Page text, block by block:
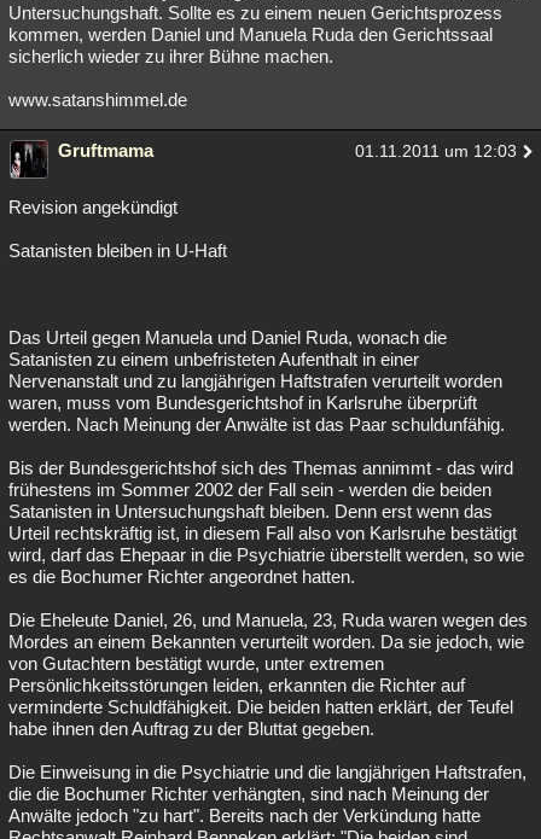
Untersuchungshaft. Sollte es zu einem neuen Gerichtsprozess
kommen, werden Daniel und Manuela Ruda den Gerichtssaal
sicherlich wieder zu ihrer Bühne machen.
www.satanshimmel.de
Gruftmama 01.11.2011 um 12:03
Revision angekündigt
Satanisten bleiben in U-Haft
Das Urteil gegen Manuela und Daniel Ruda, wonach die
Satanisten zu einem unbefristeten Aufenthalt in einer
Nervenanstalt und zu langjährigen Haftstrafen verurteilt worden
waren, muss vom Bundesgerichtshof in Karlsruhe überprüft
werden. Nach Meinung der Anwälte ist das Paar schuldunfähig.
Bis der Bundesgerichtshof sich des Themas annimmt - das wird
frühestens im Sommer 2002 der Fall sein - werden die beiden
Satanisten in Untersuchungshaft bleiben. Denn erst wenn das
Urteil rechtskräftig ist, in diesem Fall also von Karlsruhe bestätigt
wird, darf das Ehepaar in die Psychiatrie überstellt werden, so wie
es die Bochumer Richter angeordnet hatten.
Die Eheleute Daniel, 26, und Manuela, 23, Ruda waren wegen des
Mordes an einem Bekannten verurteilt worden. Da sie jedoch, wie
von Gutachtern bestätigt wurde, unter extremen
Persönlichkeitsstörungen leiden, erkannten die Richter auf
verminderte Schuldfähigkeit. Die beiden hatten erklärt, der Teufel
habe ihnen den Auftrag zu der Bluttat gegeben.
Die Einweisung in die Psychiatrie und die langjährigen Haftstrafen,
die die Bochumer Richter verhängten, sind nach Meinung der
Anwälte jedoch "zu hart". Bereits nach der Verkündung hatte